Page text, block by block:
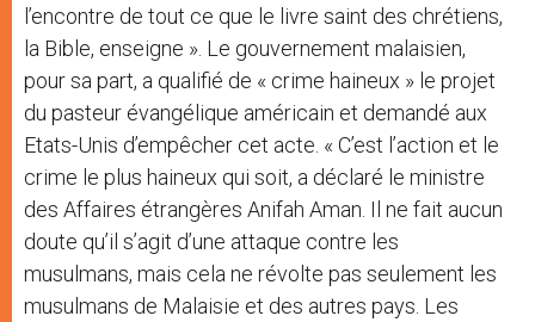
l’encontre de tout ce que le livre saint des chrétiens,
la Bible, enseigne ». Le gouvernement malaisien,
pour sa part, a qualifié de « crime haineux » le projet
du pasteur évangélique américain et demandé aux
Etats-Unis d’empêcher cet acte. « C’est l’action et le
crime le plus haineux qui soit, a déclaré le ministre
des Affaires étrangères Anifah Aman. Il ne fait aucun
doute qu’il s’agit d’une attaque contre les
musulmans, mais cela ne révolte pas seulement les
musulmans de Malaisie et des autres pays. Les